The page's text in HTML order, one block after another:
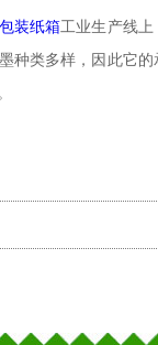
装纸箱工业生产线上
种类多样，因此它